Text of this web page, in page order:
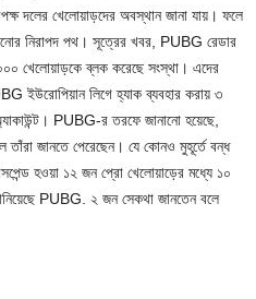
দলের খেলোয়াড়দের অবস্থান জানা যায়। ফলে
নিরাপদ পথ। সূত্রের খবর, PUBG রেডার
খেলোয়াড়কে ব্লক করেছে সংস্থা। এদের
ইউরোপিয়ান লিগে হ্যাক ব্যবহার করায় ৩
PUBG-র তরফে জানানো হয়েছে,
জানতে পেরেছেন। যে কোনও মুহূর্তে বন্ধ
হওয়া ১২ জন প্রো খেলোয়াড়ের মধ্যে ১০
PUBG. ২ জন সেকথা জানতেন বলে